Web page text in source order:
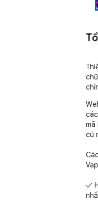
mã
cú
✓